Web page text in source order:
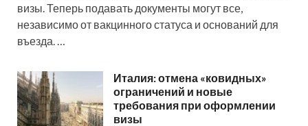
визы. Теперь подавать документы могут все,
независимо от вакцинного статуса и оснований для
въезда. …
Италия: отмена «ковидных»
ограничений и новые
требования при оформлении
визы